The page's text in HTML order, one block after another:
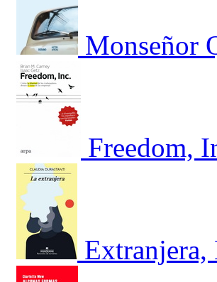
Monseñor
Freedom,
Extranjera,